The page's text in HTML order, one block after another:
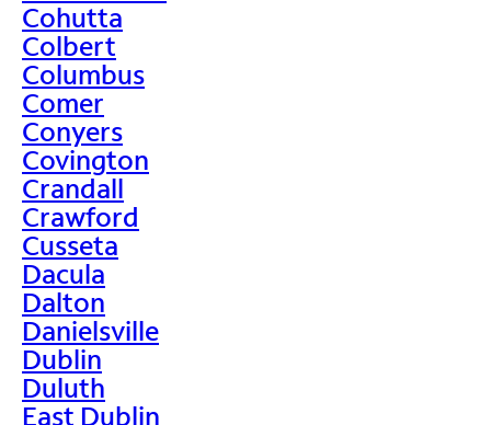
Cohutta
Colbert
Columbus
Comer
Conyers
Covington
Crandall
Crawford
Cusseta
Dacula
Dalton
Danielsville
Dublin
Duluth
East Dublin